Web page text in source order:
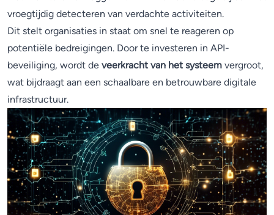
vroegtijdig detecteren van verdachte activiteiten.
Dit stelt organisaties in staat om snel te reageren op
potentiële bedreigingen. Door te investeren in API-
beveiliging, wordt de veerkracht van het systeem vergroot,
wat bijdraagt aan een schaalbare en betrouwbare digitale
infrastructuur.